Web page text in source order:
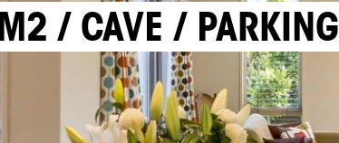
/ CAVE / PARKING